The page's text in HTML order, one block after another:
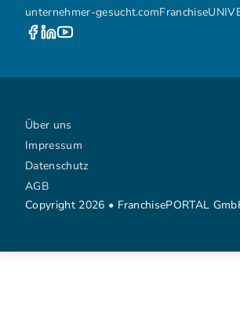
unternehmer-gesucht.com
Copyright 2026 • FranchisePORTAL
Über uns
Impressum
Datenschutz
AGB